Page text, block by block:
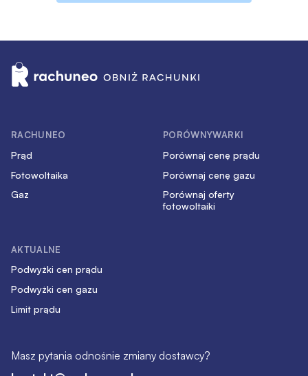
RACHUNEO
Prąd
Fotowoltaika
Gaz
PORÓWNYWARKI
Porównaj cenę prądu
Porównaj cenę gazu
Porównaj oferty
fotowoltaiki
AKTUALNE
Podwyżki cen prądu
Podwyżki cen gazu
Limit prądu
Masz pytania odnośnie zmiany dostawcy?